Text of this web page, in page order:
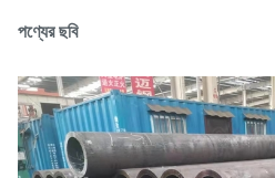
পণ্যের ছবি